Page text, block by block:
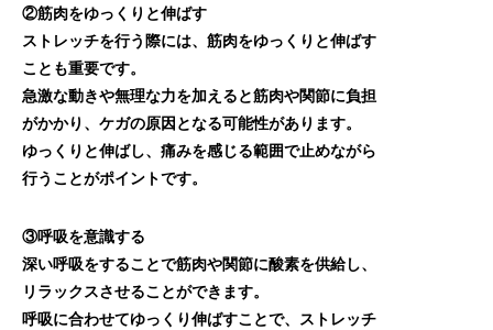
②筋肉をゆっくりと伸ばす
ストレッチを行う際には、筋肉をゆっくりと伸ばす
ことも重要です。
急激な動きや無理な力を加えると筋肉や関節に負担
がかかり、ケガの原因となる可能性があります。
ゆっくりと伸ばし、痛みを感じる範囲で止めながら
行うことがポイントです。
③呼吸を意識する
深い呼吸をすることで筋肉や関節に酸素を供給し、
リラックスさせることができます。
呼吸に合わせてゆっくり伸ばすことで、ストレッチ